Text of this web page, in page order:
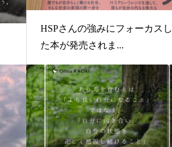
HSPさんの強みにフォーカスし
た本が発売されま...